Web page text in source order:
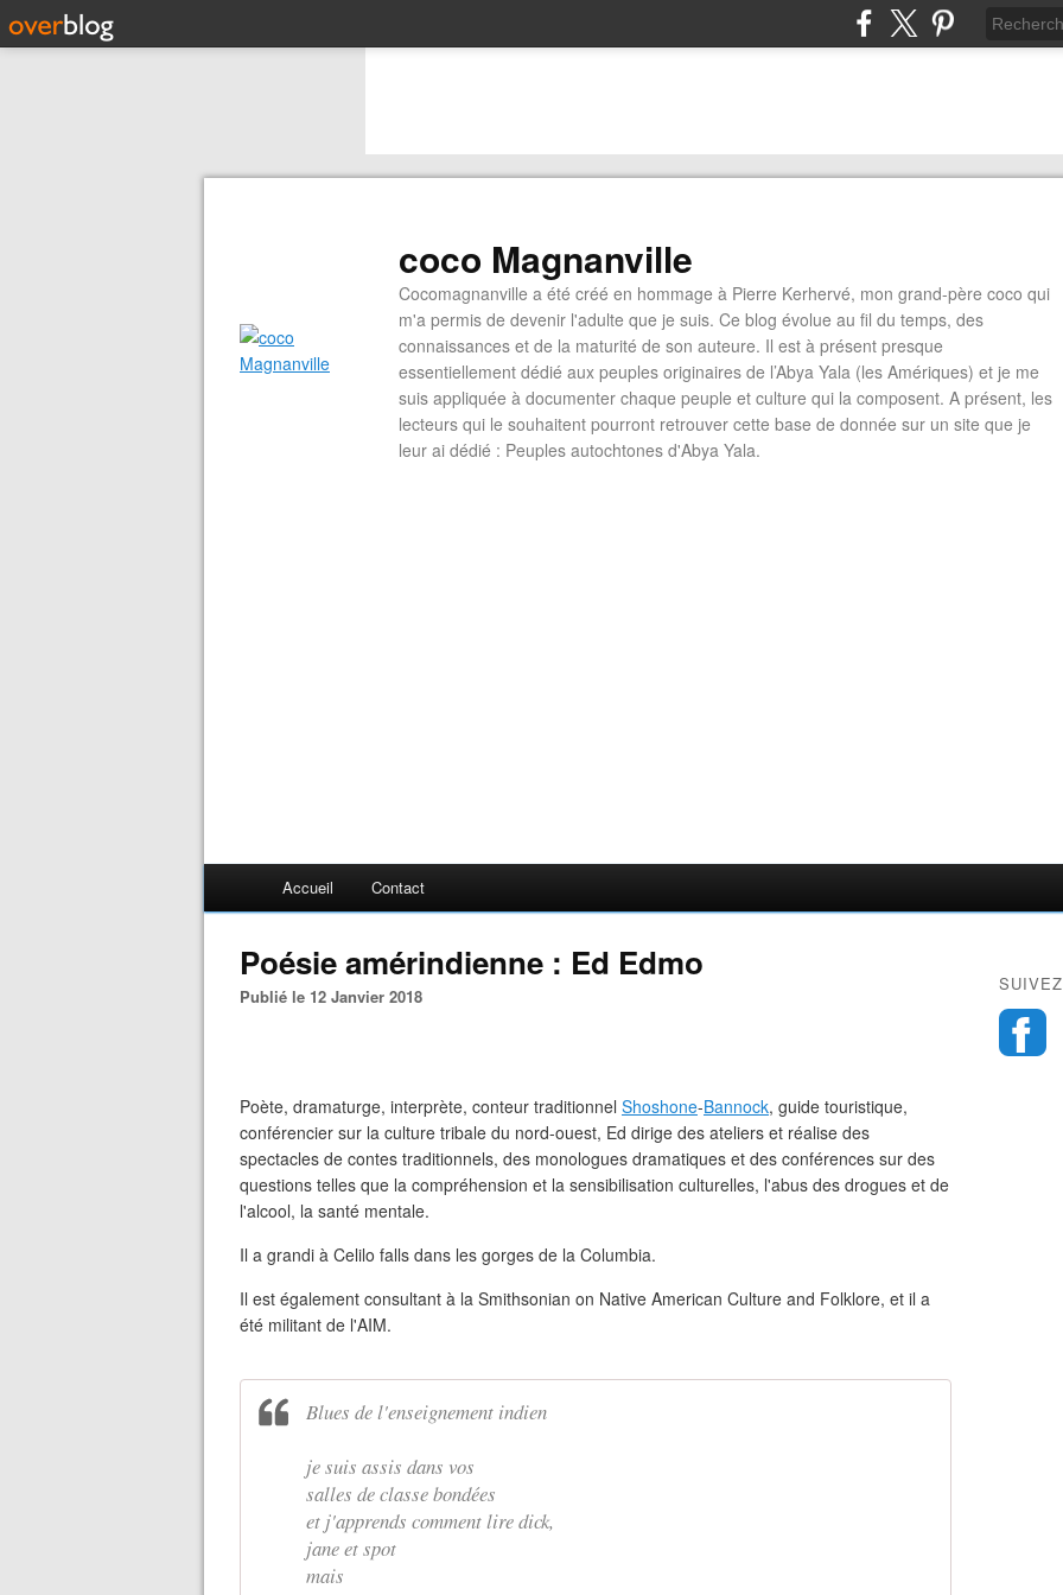
coco Magnanville
Cocomagnanville a été créé en hommage à Pierre Kerhervé, mon grand-père coco qui
m'a permis de devenir l'adulte que je suis. Ce blog évolue au fil du temps, des
connaissances et de la maturité de son auteure. Il est à présent presque
essentiellement dédié aux peuples originaires de l’Abya Yala (les Amériques) et je me
suis appliquée à documenter chaque peuple et culture qui la composent. A présent, les
lecteurs qui le souhaitent pourront retrouver cette base de donnée sur un site que je
leur ai dédié : Peuples autochtones d'Abya Yala.
Accueil Contact
Poésie amérindienne : Ed Edmo
Publié le 12 Janvier 2018
Poète, dramaturge, interprète, conteur traditionnel Shoshone-Bannock, guide touristique,
conférencier sur la culture tribale du nord-ouest, Ed dirige des ateliers et réalise des
spectacles de contes traditionnels, des monologues dramatiques et des conférences sur des
questions telles que la compréhension et la sensibilisation culturelles, l'abus des drogues et de
l'alcool, la santé mentale.
Il a grandi à Celilo falls dans les gorges de la Columbia.
Il est également consultant à la Smithsonian on Native American Culture and Folklore, et il a
été militant de l'AIM.
Blues de l'enseignement indien
je suis assis dans vos
salles de classe bondées
et j'apprends comment lire dick,
jane et spot
mais